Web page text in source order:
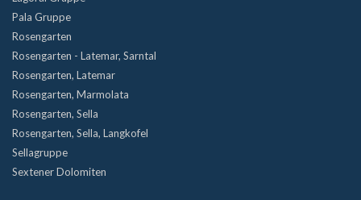
Pala Gruppe
Rosengarten
Rosengarten - Latemar, Sarntal
Rosengarten, Latemar
Rosengarten, Marmolata
Rosengarten, Sella
Rosengarten, Sella, Langkofel
Sellagruppe
Sextener Dolomiten